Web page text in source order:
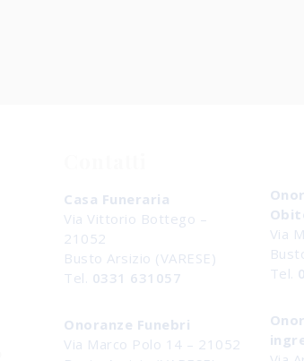
Casa Funeraria
Via Vittorio Bottego –
21052
Busto Arsizio (VARESE)
Tel. 0331 631057
Onoranze Funebri
Via Marco Polo 14 – 21052
Via
Tel.